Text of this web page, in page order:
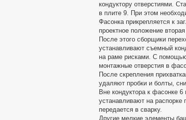
кондуктору отверстиями.
в плите 9. При этом
Фасонка прикрепляется к
проектное положение
После этого сборщики
устанавливают съемный
на раме рисками. С
монтажные отверстия в
После скрепления
удаляют пробки и болты,
Вне кондуктора к фасонке
устанавливают на
передается в сварку.
Другие мелкие элементы